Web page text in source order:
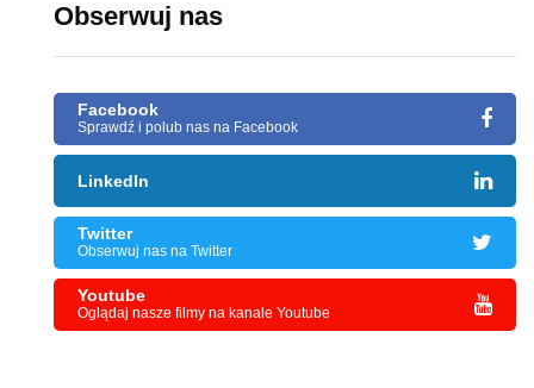
Obserwuj nas
Facebook
Sprawdź i polub nas na Facebook
LinkedIn
Twitter
Obserwuj nas na Twitter
Youtube
Oglądaj nasze filmy na kanale Youtube